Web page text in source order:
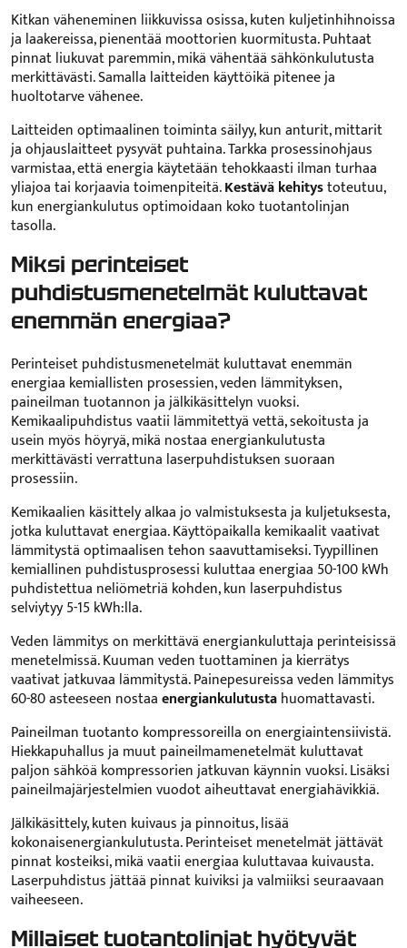
Kitkan väheneminen liikkuvissa osissa, kuten kuljetinhihnoissa
ja laakereissa, pienentää moottorien kuormitusta. Puhtaat
pinnat liukuvat paremmin, mikä vähentää sähkönkulutusta
merkittävästi. Samalla laitteiden käyttöikä pitenee ja
huoltotarve vähenee.
Laitteiden optimaalinen toiminta säilyy, kun anturit, mittarit
ja ohjauslaitteet pysyvät puhtaina. Tarkka prosessinohjaus
varmistaa, että energia käytetään tehokkaasti ilman turhaa
yliajoa tai korjaavia toimenpiteitä.Kestävä kehitystoteutuu,
kun energiankulutus optimoidaan koko tuotantolinjan
tasolla.
Miksi perinteiset
puhdistusmenetelmät kuluttavat
enemmän energiaa?
Perinteiset puhdistusmenetelmät kuluttavat enemmän
energiaa kemiallisten prosessien, veden lämmityksen,
paineilman tuotannon ja jälkikäsittelyn vuoksi.
Kemikaalipuhdistus vaatii lämmitettyä vettä, sekoitusta ja
usein myös höyryä, mikä nostaa energiankulutusta
merkittävästi verrattuna laserpuhdistuksen suoraan
prosessiin.
Kemikaalien käsittely alkaa jo valmistuksesta ja kuljetuksesta,
jotka kuluttavat energiaa. Käyttöpaikalla kemikaalit vaativat
lämmitystä optimaalisen tehon saavuttamiseksi. Tyypillinen
kemiallinen puhdistusprosessi kuluttaa energiaa 50-100 kWh
puhdistettua neliömetriä kohden, kun laserpuhdistus
selviytyy 5-15 kWh:lla.
Veden lämmitys on merkittävä energiankuluttaja perinteisissä
menetelmissä. Kuuman veden tuottaminen ja kierrätys
vaativat jatkuvaa lämmitystä. Painepesureissa veden lämmitys
60-80 asteeseen nostaaenergiankulutustahuomattavasti.
Paineilman tuotanto kompressoreilla on energiaintensiivistä.
Hiekkapuhallus ja muut paineilmamenetelmät kuluttavat
paljon sähköä kompressorien jatkuvan käynnin vuoksi. Lisäksi
paineilmajärjestelmien vuodot aiheuttavat energiahävikkiä.
Jälkikäsittely, kuten kuivaus ja pinnoitus, lisää
kokonaisenergiankulutusta. Perinteiset menetelmät jättävät
pinnat kosteiksi, mikä vaatii energiaa kuluttavaa kuivausta.
Laserpuhdistus jättää pinnat kuiviksi ja valmiiksi seuraavaan
vaiheeseen.
Millaiset tuotantolinjat hyötyvät